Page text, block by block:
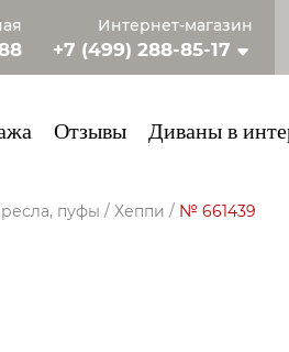
Интернет-магазин
+7 (499) 288-85-17
+7 (985) 410-53-34
Отзывы Диваны в
пуфы / Хеппи / № 661439